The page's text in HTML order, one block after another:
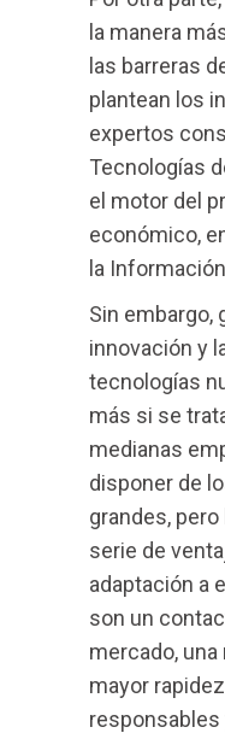
la manera
las barreras
plantean los
expertos
Tecnologías
el motor del
económico,
la
Sin embargo,
innovación y
tecnologías
más si se
medianas
disponer de
grandes,
serie de
adaptación a
son un
mercado,
mayor